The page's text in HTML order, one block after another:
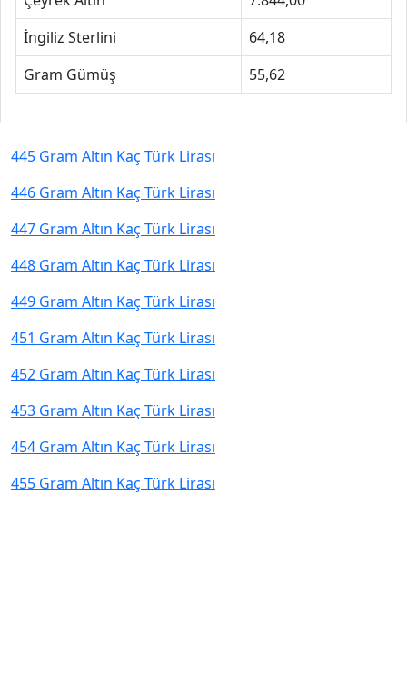
İngiliz Sterlini
64,18
Gram Gümüş
55,62
445 Gram Altın Kaç Türk Lirası
446 Gram Altın Kaç Türk Lirası
447 Gram Altın Kaç Türk Lirası
448 Gram Altın Kaç Türk Lirası
449 Gram Altın Kaç Türk Lirası
451 Gram Altın Kaç Türk Lirası
452 Gram Altın Kaç Türk Lirası
453 Gram Altın Kaç Türk Lirası
454 Gram Altın Kaç Türk Lirası
455 Gram Altın Kaç Türk Lirası